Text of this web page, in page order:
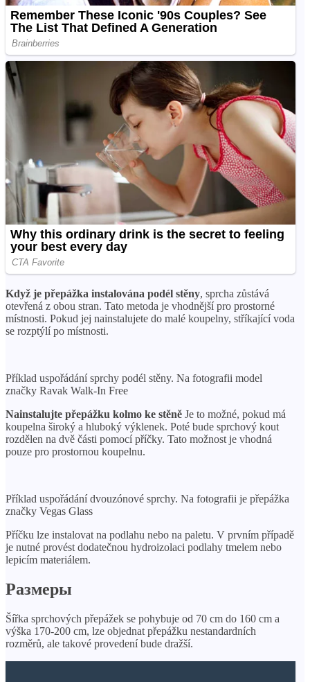
Když je přepážka instalována podél stěny, sprcha zůstává
otevřená z obou stran. Tato metoda je vhodnější pro prostorné
místnosti. Pokud jej nainstalujete do malé koupelny, stříkající voda
se rozptýlí po místnosti.
Příklad uspořádání sprchy podél stěny. Na fotografii model
značky Ravak Walk-In Free
Nainstalujte přepážku kolmo ke stěně Je to možné, pokud má
koupelna široký a hluboký výklenek. Poté bude sprchový kout
rozdělen na dvě části pomocí příčky. Tato možnost je vhodná
pouze pro prostornou koupelnu.
Příklad uspořádání dvouzónové sprchy. Na fotografii je přepážka
značky Vegas Glass
Příčku lze instalovat na podlahu nebo na paletu. V prvním případě
je nutné provést dodatečnou hydroizolaci podlahy tmelem nebo
lepicím materiálem.
Размеры
Šířka sprchových přepážek se pohybuje od 70 cm do 160 cm a
výška 170-200 cm, lze objednat přepážku nestandardních
rozměrů, ale takové provedení bude dražší.